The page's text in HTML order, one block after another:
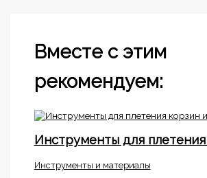
Вместе с этим
рекомендуем:
Инструменты для плетения
Инструменты и материалы